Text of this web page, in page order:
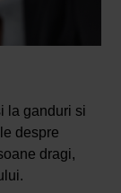
la ganduri si
despre
dragi,